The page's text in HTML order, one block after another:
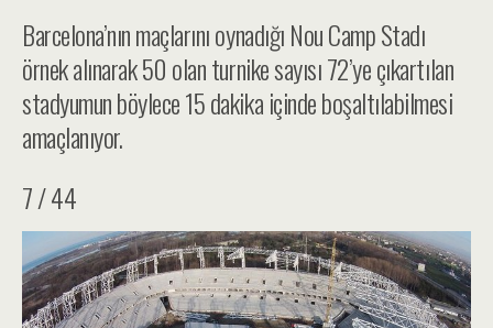
Barcelona’nın maçlarını oynadığı Nou Camp Stadı
örnek alınarak 50 olan turnike sayısı 72’ye çıkartılan
stadyumun böylece 15 dakika içinde boşaltılabilmesi
amaçlanıyor.
7 / 44